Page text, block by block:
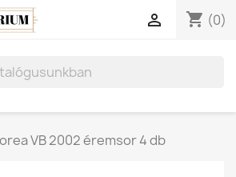
shopping_cart (0)

VB 2002 éremsor 4 db